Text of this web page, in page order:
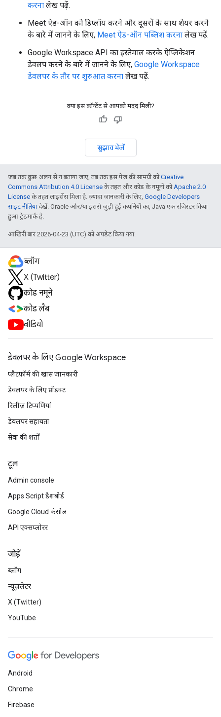
करना लेख पढ़ें.
Meet ऐड-ऑन को डिप्लॉय करने और दूसरों के साथ शेयर करने
के बारे में जानने के लिए, Meet ऐड-ऑन पब्लिश करना लेख पढ़ें.
Google Workspace API का इस्तेमाल करके ऐप्लिकेशन
डेवलप करने के बारे में जानने के लिए, Google Workspace
डेवलपर के तौर पर शुरुआत करना लेख पढ़ें.
क्या इस कॉन्टेंट से आपको मदद मिली?
सुझाव भेजें
जब तक कुछ अलग से न बताया जाए, तब तक इस पेज की सामग्री कोCreative
Commons Attribution 4.0 License के तहत और कोड के नमूनों कोApache 2.0
License के तहत लाइसेंस मिला है. ज़्यादा जानकारी के लिए, Google Developers
साइट नीतियांदेखें. Oracle और/या इससे जुड़ी हुई कंपनियों का, Java एक रजिस्टर किया
हुआ ट्रेडमार्क है.
आखिरी बार 2026-04-23 (UTC) को अपडेट किया गया.
ब्लॉग
X (Twitter)
कोड नमूने
कोड लैब
वीडियो
डेवलपर के लिए Google Workspace
प्लैटफ़ॉर्म की खास जानकारी
डेवलपर के लिए प्रॉडक्ट
रिलीज़ टिप्पणियां
डेवलपर सहायता
सेवा की शर्तों
टूल
Admin console
Apps Script डैशबोर्ड
Google Cloud कंसोल
API एक्सप्लोरर
जोड़ें
ब्लॉग
न्यूज़लेटर
X (Twitter)
YouTube
Android
Chrome
Firebase